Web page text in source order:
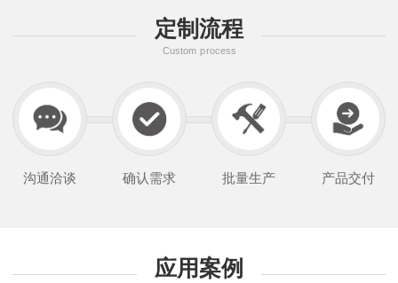
定制流程
Custom process
沟通洽谈 确认需求 批量生产 产品交付
应用案例